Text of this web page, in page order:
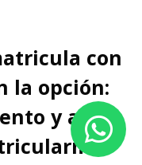
con
la opción:
y a